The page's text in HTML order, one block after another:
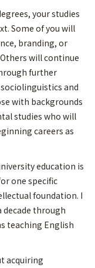
your studies
Some of you will
branding, or
will continue
further
and
with backgrounds
studies who will
careers as
education is
one specific
foundation. I
through
teaching English
acquiring